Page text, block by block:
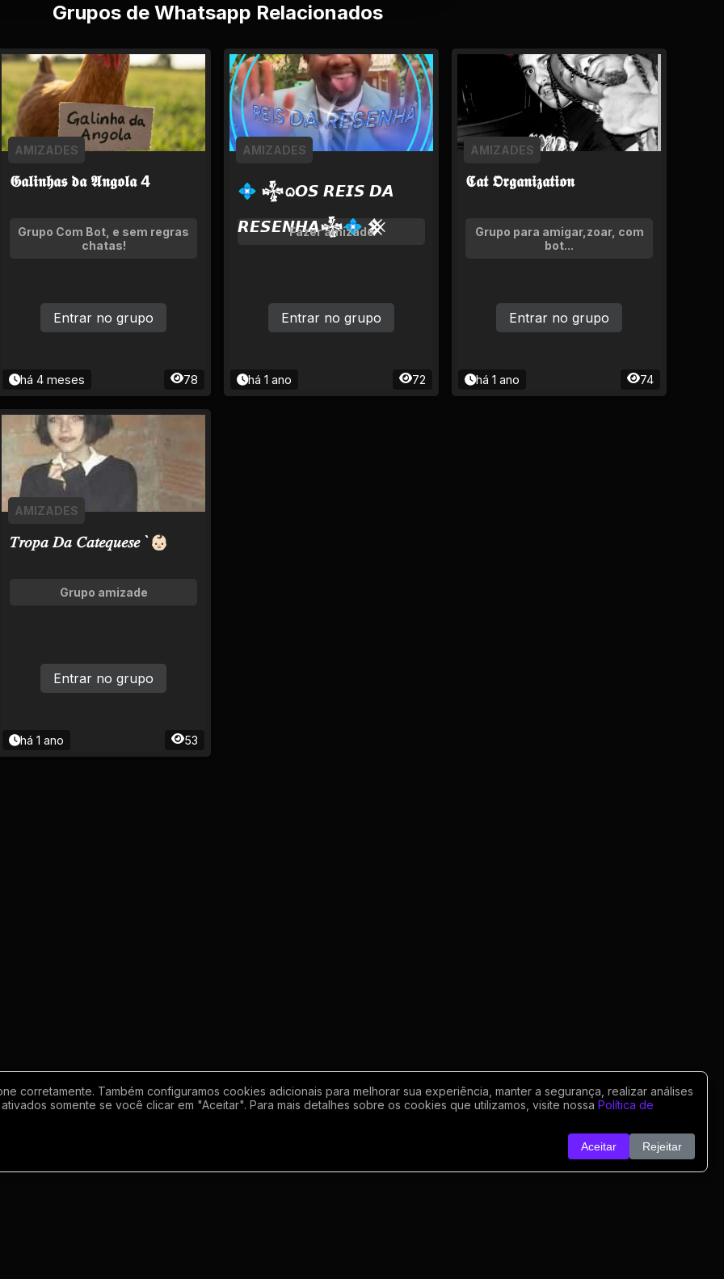
Grupos de Whatsapp Relacionados
𝕲𝖆𝖑𝖎𝖓𝖍𝖆𝖘 𝖉𝖆 𝕬𝖓𝖌𝖔𝖑𝖆 4
AMIZADES
Grupo Com Bot, e sem regras
chatas!
há 4 meses 78
Entrar no grupo
💠 𒈔ᨵ𝙊𝙎 𝙍𝙀𝙄𝙎 𝘿𝘼
𝙍𝙀𝙎𝙀𝙉𝙃𝘼𒈔💠 𒆜
AMIZADES
Fazer amizade
há 1 ano 72
Entrar no grupo
𝕮𝖆𝖙 𝕺𝖗𝖌𝖆𝖓𝖎𝖟𝖆𝖙𝖎𝖔𝖓
AMIZADES
Grupo para amigar,zoar, com
bot...
há 1 ano 74
Entrar no grupo
𝑇𝑟𝑜𝑝𝑎 𝐷𝑎 𝐶𝑎𝑡𝑒𝑞𝑢𝑒𝑠𝑒 `👶🏻
AMIZADES
Grupo amizade
há 1 ano 53
Entrar no grupo
corretamente. Também configuramos cookies adicionais para melhorar sua experiência, manter a segurança, realizar análises
somente se você clicar em "Aceitar". Para mais detalhes sobre os cookies que utilizamos, visite nossa Política de
Aceitar Rejeitar